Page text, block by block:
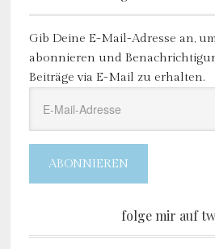
Gib Deine E-Mail-Adresse an,
abonnieren und
Beiträge via E-Mail zu erhalten.
Mail-
Adresse
ABONNIEREN
folge mir auf